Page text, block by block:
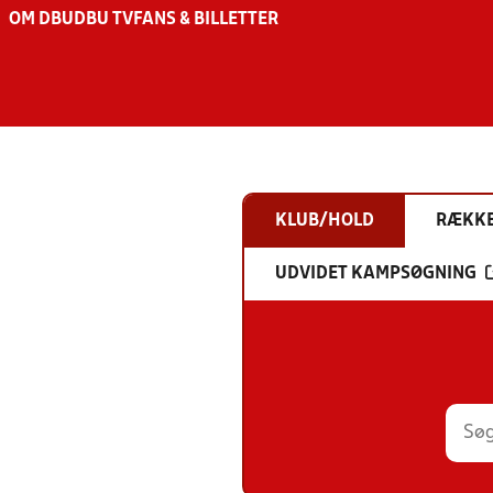
OM DBU DBU TV FANS & BILLETTER
KLUB/HOLD
UDVIDET KAMPSØGNING